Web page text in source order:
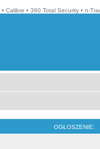
• Calibre • 360 Total Security • n-
OGŁOSZENIE: